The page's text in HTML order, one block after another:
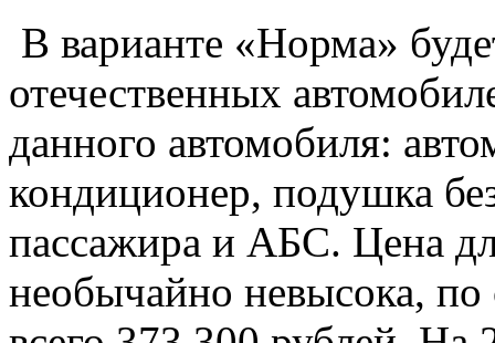
В варианте «Норма»
отечественных
данного автомобиля:
кондиционер, подушка
пассажира и АБС. Цена
необычайно невысока,